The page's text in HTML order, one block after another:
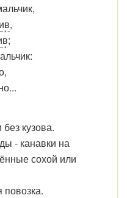
,
;
без кузова.
- канавки на
сохой или